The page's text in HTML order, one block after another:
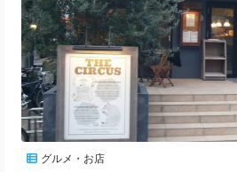
グルメ・お店